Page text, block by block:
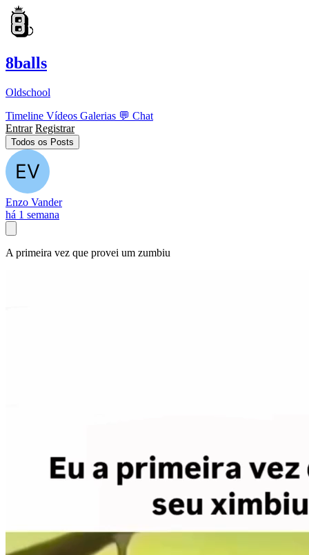
8balls
Oldschool
Timeline Vídeos Galerias 💬 Chat
Entrar Registrar
Todos os Posts
Enzo Vander
há 1 semana
A primeira vez que provei um zumbiu